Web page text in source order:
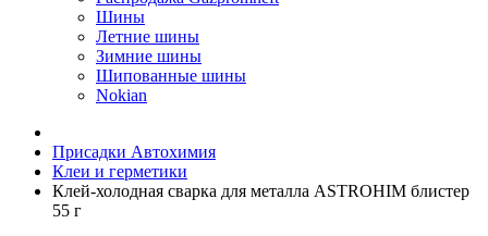
Шины
Летние шины
Зимние шины
Шипованные шины
Nokian
Присадки Автохимия
Клеи и герметики
Клей-холодная сварка для металла ASTROHIM блистер
55 г